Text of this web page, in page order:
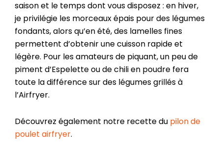
saison et le temps dont vous disposez : en hiver,
je privilégie les morceaux épais pour des légumes
fondants, alors qu’en été, des lamelles fines
permettent d’obtenir une cuisson rapide et
légère. Pour les amateurs de piquant, un peu de
piment d’Espelette ou de chili en poudre fera
toute la différence sur des légumes grillés à
l’Airfryer.
Découvrez également notre recette du pilon de
poulet airfryer.